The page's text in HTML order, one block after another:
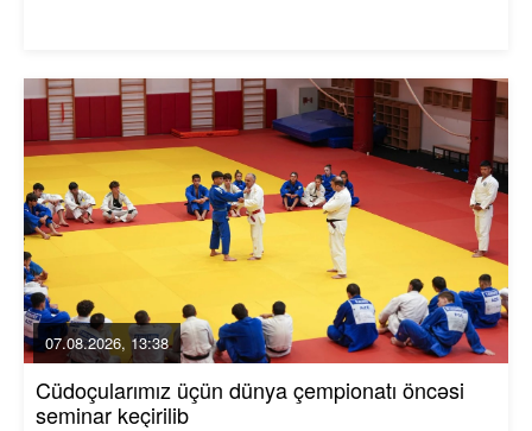
07.08.2026, 13:38
Cüdoçularımız üçün dünya çempionatı öncəsi
seminar keçirilib